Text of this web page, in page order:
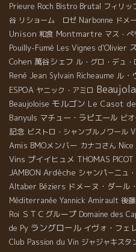
Prieure Roch Bistro Brutal フィリッ
谷 リショーム ロゼ Narbonne ドメ
Unison 和食 Montmartre マス・
Pouilly-Fumé Les Vignes d'Olivier
Cohen 萬谷シェフ ル・グロ・デュ・
René Jean Sylvain Richeaume ル・
ESPOA ヤニック・アミロ
Beaujoloise モルゴン Le Casot
Banyuls マチュー・ラピエール ビ
記念 ビストロ・シャンブルノワール
Amis BMOメンバー カナコさん Nice
Vins プイイヒュメ THOMAS PICOT
JAMBON Ardèche シャンパ－ニュ
Altaber Béziers ドメーヌ・ダール
Méditerranée Yannick Amirault 後
Roi ＳＴＣグループ Domaine des
de Py ラングロール イヴォ・フェ
Club Passion du Vin ジャジャキスタ